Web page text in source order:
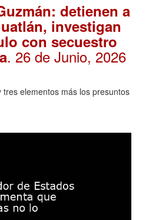
detienen a
investigan
con secuestro
. 26 de Junio, 2026
elementos más los presuntos